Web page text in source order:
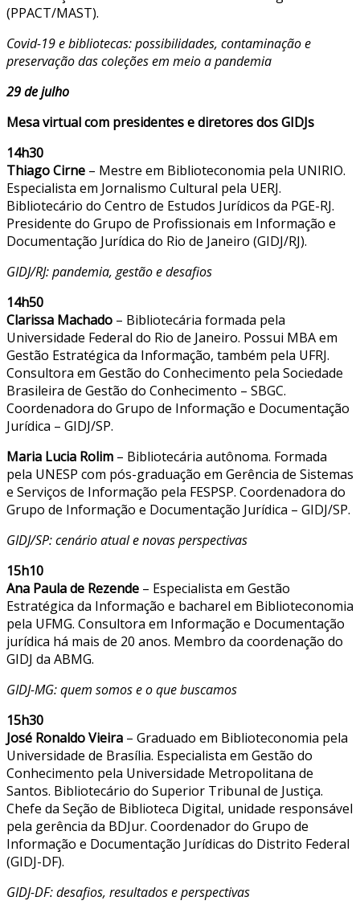
(PPACT/MAST).
Covid-19 e bibliotecas: possibilidades, contaminação e
preservação das coleções em meio a pandemia
29 de julho
Mesa virtual com presidentes e diretores dos GIDJs
14h30
Thiago Cirne – Mestre em Biblioteconomia pela UNIRIO.
Especialista em Jornalismo Cultural pela UERJ.
Bibliotecário do Centro de Estudos Jurídicos da PGE-RJ.
Presidente do Grupo de Profissionais em Informação e
Documentação Jurídica do Rio de Janeiro (GIDJ/RJ).
GIDJ/RJ: pandemia, gestão e desafios
14h50
Clarissa Machado – Bibliotecária formada pela
Universidade Federal do Rio de Janeiro. Possui MBA em
Gestão Estratégica da Informação, também pela UFRJ.
Consultora em Gestão do Conhecimento pela Sociedade
Brasileira de Gestão do Conhecimento – SBGC.
Coordenadora do Grupo de Informação e Documentação
Jurídica – GIDJ/SP.
Maria Lucia Rolim – Bibliotecária autônoma. Formada
pela UNESP com pós-graduação em Gerência de Sistemas
e Serviços de Informação pela FESPSP. Coordenadora do
Grupo de Informação e Documentação Jurídica – GIDJ/SP.
GIDJ/SP: cenário atual e novas perspectivas
15h10
Ana Paula de Rezende – Especialista em Gestão
Estratégica da Informação e bacharel em Biblioteconomia
pela UFMG. Consultora em Informação e Documentação
jurídica há mais de 20 anos. Membro da coordenação do
GIDJ da ABMG.
GIDJ-MG: quem somos e o que buscamos
15h30
José Ronaldo Vieira – Graduado em Biblioteconomia pela
Universidade de Brasília. Especialista em Gestão do
Conhecimento pela Universidade Metropolitana de
Santos. Bibliotecário do Superior Tribunal de Justiça.
Chefe da Seção de Biblioteca Digital, unidade responsável
pela gerência da BDJur. Coordenador do Grupo de
Informação e Documentação Jurídicas do Distrito Federal
(GIDJ-DF).
GIDJ-DF: desafios, resultados e perspectivas